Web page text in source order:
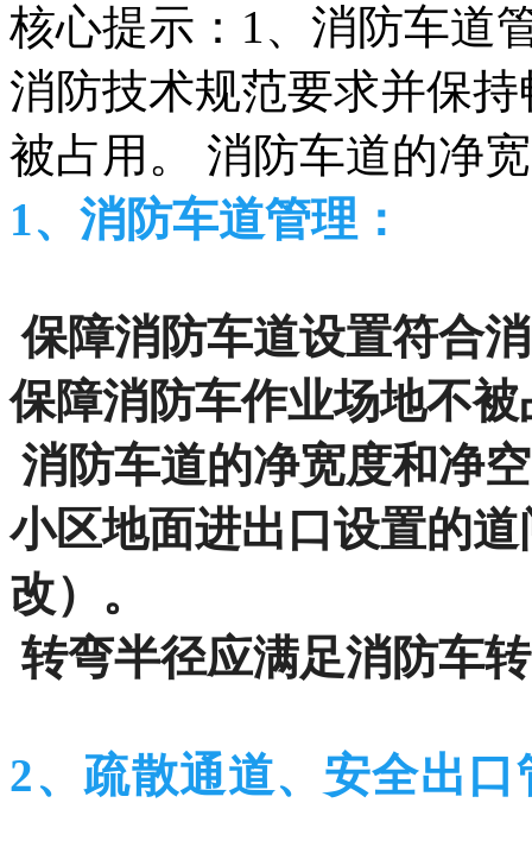
核心提示：1、消防车道
消防技术规范要求并保
被占用。 消防车道的净
1、消防车道管理：
保障消防车道设置符合
保障消防车作业场地不被
消防车道的净宽度和净
小区地面进出口设置的
改）。
转弯半径应满足消防车
2、疏散通道、安全出口